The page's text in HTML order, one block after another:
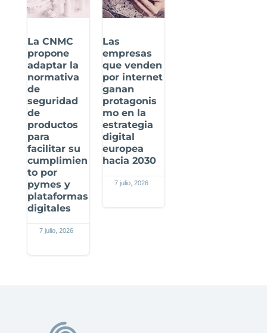
La CNMC
propone
adaptar la
normativa
de
seguridad
de
productos
para
facilitar su
cumplimien
to por
pymes y
plataformas
digitales
7 julio, 2026
Las
empresas
que venden
por internet
ganan
protagonis
mo en la
estrategia
digital
europea
hacia 2030
7 julio, 2026